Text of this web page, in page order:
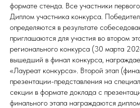
формате стенда. Все участники
Диплом участника конкурса.
определяются в результате
приглашаются для участия во втором
регионального конкурса (30 марта
вышедший в финал конкурса,
«Лауреат конкурса». Второй этап
презентации-представления на
секции в формате доклада с
финального этапа награждаются